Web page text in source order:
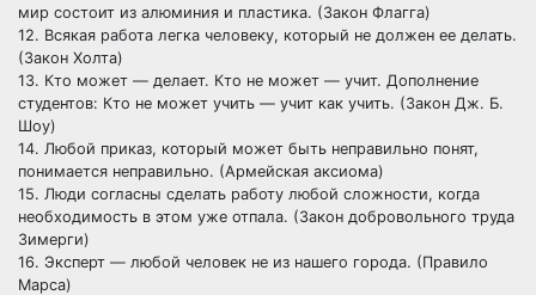
мир состоит из алюминия и пластика. (Закон Флагга)
12. Всякая работа легка человеку, который не должен ее делать.
(Закон Холта)
13. Кто может — делает. Кто не может — учит. Дополнение
студентов: Кто не может учить — учит как учить. (Закон Дж. Б.
Шоу)
14. Любой приказ, который может быть неправильно понят,
понимается неправильно. (Армейская аксиома)
15. Люди согласны сделать работу любой сложности, когда
необходимость в этом уже отпала. (Закон добровольного труда
Зимерги)
16. Эксперт — любой человек не из нашего города. (Правило
Марса)